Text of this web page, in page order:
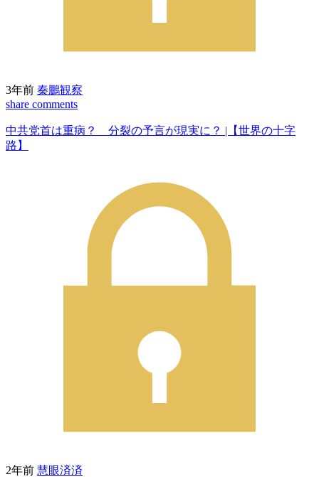
3年前 秦鵬観察
share comments
中共党首は重病？ 分裂の予言が現実に？ |【世界の十字
路】
2年前 慧眼済済